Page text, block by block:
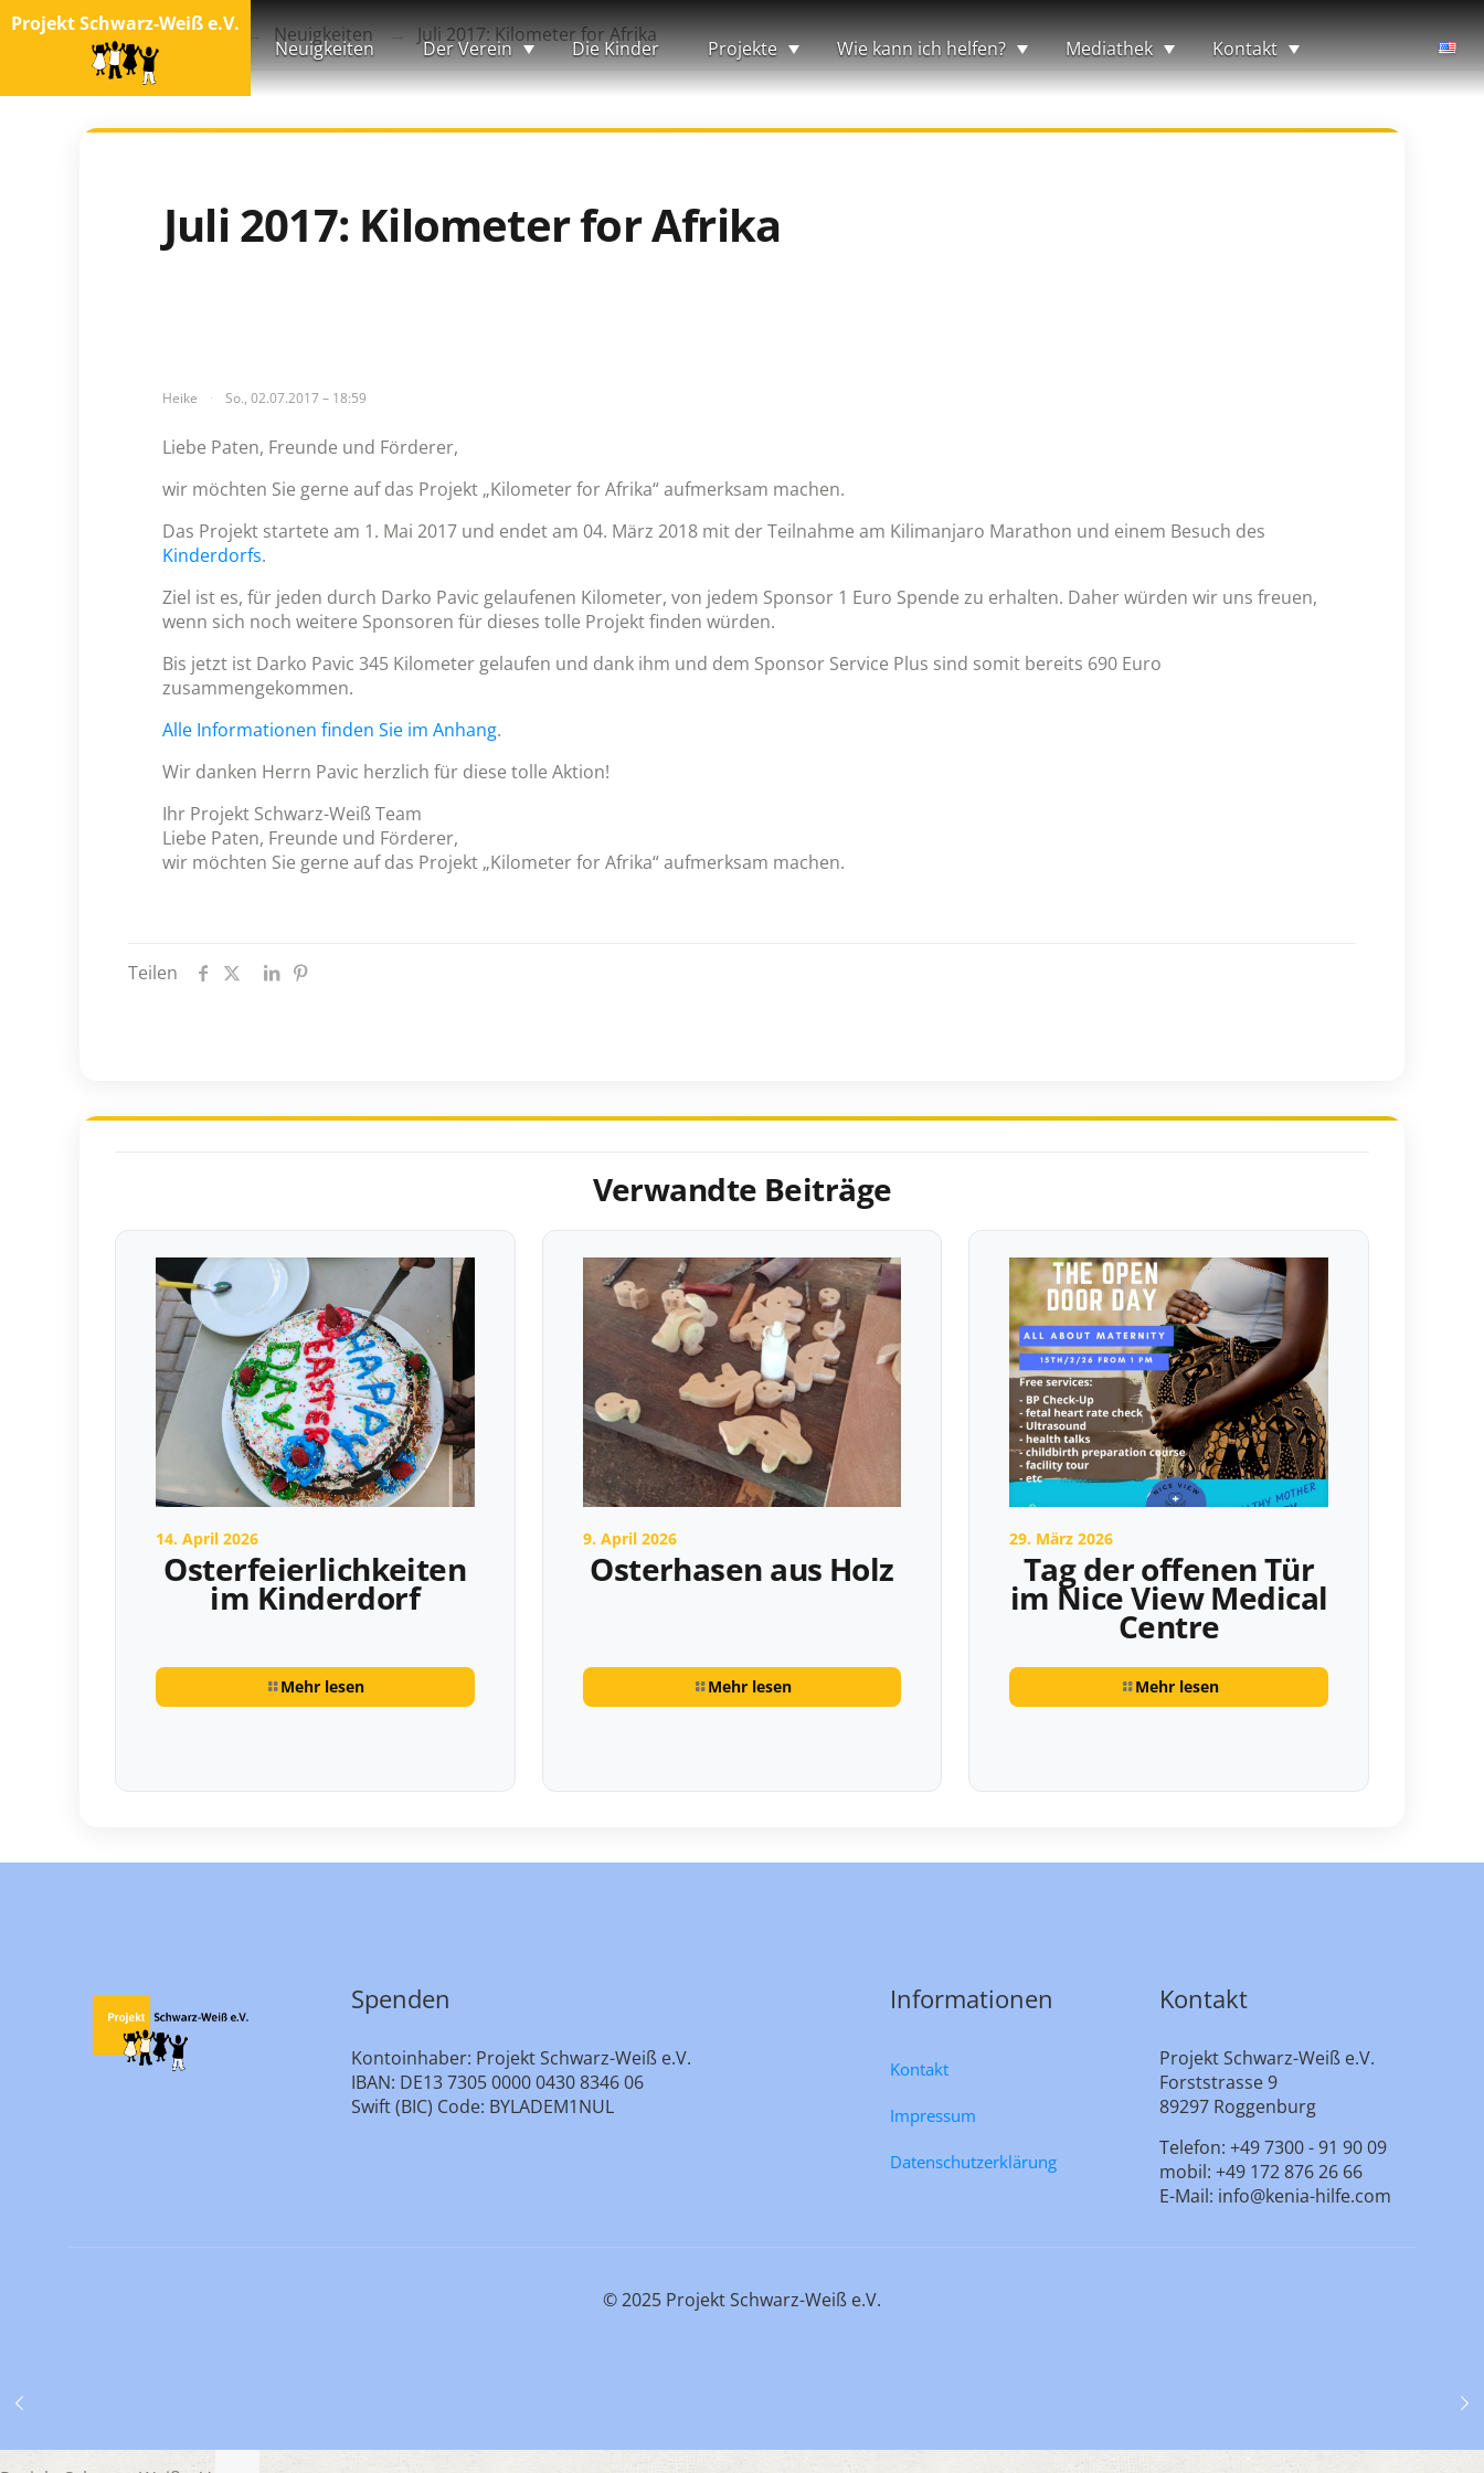
Projekt Schwarz-Weiß e.V.
Neuigkeiten
Der Verein Die Kinder Projekte Wie kann ich helfen? Mediathek Kontakt
Startseite Blog Neuigkeiten Juli 2017: Kilometer for Afrika
Juli 2017: Kilometer for Afrika
Heike So., 02.07.2017 – 18:59
Liebe Paten, Freunde und Förderer,
wir möchten Sie gerne auf das Projekt „Kilometer for Afrika“ aufmerksam machen.
Das Projekt startete am 1. Mai 2017 und endet am 04. März 2018 mit der Teilnahme am Kilimanjaro Marathon und einem Besuch des
Kinderdorfs.
Ziel ist es, für jeden durch Darko Pavic gelaufenen Kilometer, von jedem Sponsor 1 Euro Spende zu erhalten. Daher würden wir uns freuen,
wenn sich noch weitere Sponsoren für dieses tolle Projekt finden würden.
Bis jetzt ist Darko Pavic 345 Kilometer gelaufen und dank ihm und dem Sponsor Service Plus sind somit bereits 690 Euro
zusammengekommen.
Alle Informationen finden Sie im Anhang.
Wir danken Herrn Pavic herzlich für diese tolle Aktion!
Ihr Projekt Schwarz-Weiß Team
Liebe Paten, Freunde und Förderer,
wir möchten Sie gerne auf das Projekt „Kilometer for Afrika“ aufmerksam machen.
Teilen
Verwandte Beiträge
14. April 2026
Osterfeierlichkeiten
im Kinderdorf
Mehr lesen
9. April 2026
Osterhasen aus Holz
Mehr lesen
29. März 2026
Tag der offenen Tür
im Nice View Medical
Centre
Mehr lesen
Spenden
Kontoinhaber: Projekt Schwarz-Weiß e.V.
IBAN: DE13 7305 0000 0430 8346 06
Swift (BIC) Code: BYLADEM1NUL
Informationen
Kontakt
Impressum
Datenschutzerklärung
Kontakt
Projekt Schwarz-Weiß e.V.
Forststrasse 9
89297 Roggenburg
Telefon: +49 7300 - 91 90 09
mobil: +49 172 876 26 66
E-Mail: info@kenia-hilfe.com
© 2025 Projekt Schwarz-Weiß e.V.